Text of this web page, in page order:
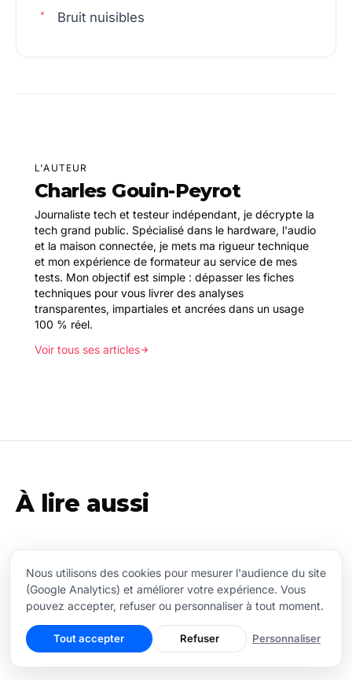
Bruit nuisibles
L'AUTEUR
Charles Gouin-Peyrot
Journaliste tech et testeur indépendant, je décrypte la
tech grand public. Spécialisé dans le hardware, l'audio
et la maison connectée, je mets ma rigueur technique
et mon expérience de formateur au service de mes
tests. Mon objectif est simple : dépasser les fiches
techniques pour vous livrer des analyses
transparentes, impartiales et ancrées dans un usage
100 % réel.
Voir tous ses articles
À lire aussi
Test Nuki Smart Lock 3 : La
serrure connectée aboutie et
complète
Qu'est-ce que je ne ferai pas pour me simplifier la vie et
rendre ma maison toujours plus high-tech ! La Nuki Smart
Nous utilisons des cookies pour mesurer l'audience du site
(Google Analytics) et améliorer votre expérience. Vous
pouvez accepter, refuser ou personnaliser à tout moment.
Tout accepter Refuser Personnaliser